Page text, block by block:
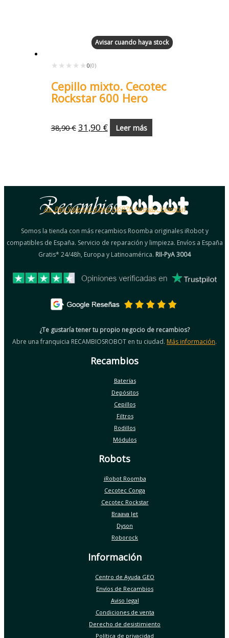
Avisar cuando haya stock
★★★★★
★★★★★ 0(0)
Cepillo mixto. Cecotec
Rockstar 600 Hero
38,90€ 31,90 € Leer más
Av. País Valencià 4 bajo (46970 Alaquàs, Valencia)
Somos la tienda con más recambios Roomba originales iRobot y
compatibles de España. Servicio de reparación y limpieza. Envíos a España
Gratis* 24/48h, Europa y Latinoamérica. RII-PyA 3004
¿Te gustaría tener tu propio negocio de recambios?
Abre una franquicia RECAMBIOSROBOT en tu ciudad. Más información.
Recambios
Baterías
Depósitos
Cepillos
Filtros
Rodillos
Módulos
Robots
iRobot Roomba
Cecotec Conga
Cecotec Rockstar
Braava Jet
Dyson
Roborock
Información
Centro de Ayuda GEO
Envíos de Recambios
Aviso legal
Condiciones de venta
Derecho de desistimiento
Política de privacidad